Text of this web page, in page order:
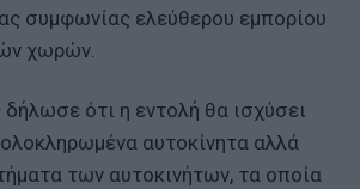
συμφωνίας ελεύθερου εμπορίου
χωρών.
ότι η εντολή θα ισχύσει
αυτοκίνητα αλλά
των αυτοκινήτων, τα οποία